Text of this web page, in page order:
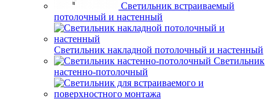
Светильник встраиваемый
потолочный и настенный
Светильник накладной потолочный и настенный
Светильник
настенно-потолочный